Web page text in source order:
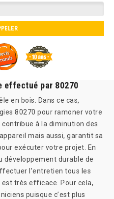
effectué par 80270
en bois. Dans ce cas,
80270 pour ramoner votre
à la diminution des
mais aussi, garantit sa
exécuter votre projet. En
durable de
l’entretien tous les
très efficace. Pour cela,
puisque c’est plus